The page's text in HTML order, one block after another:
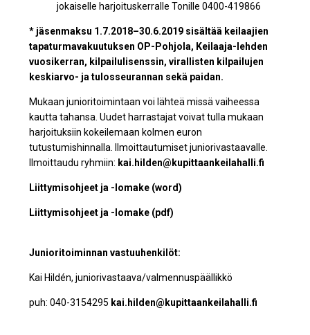
jokaiselle harjoituskerralle Tonille 0400-419866
* jäsenmaksu 1.7.2018–30.6.2019 sisältää keilaajien
tapaturmavakuutuksen OP-Pohjola, Keilaaja-lehden
vuosikerran, kilpailulisenssin, virallisten kilpailujen
keskiarvo- ja tulosseurannan sekä paidan.
Mukaan junioritoimintaan voi lähteä missä vaiheessa
kautta tahansa. Uudet harrastajat voivat tulla mukaan
harjoituksiin kokeilemaan kolmen euron
tutustumishinnalla. Ilmoittautumiset juniorivastaavalle.
Ilmoittaudu ryhmiin: kai.hilden@kupittaankeilahalli.fi
Liittymisohjeet ja -lomake (word)
Liittymisohjeet ja -lomake (pdf)
Junioritoiminnan vastuuhenkilöt:
Kai Hildén, juniorivastaava/valmennuspäällikkö
puh: 040-3154295 kai.hilden@kupittaankeilahalli.fi